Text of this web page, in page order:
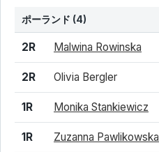
ポーランド (4)
結果 シード 選手名
2R Malwina Rowinska
2R Olivia Bergler
1R Monika Stankiewicz
1R Zuzanna Pawlikowska